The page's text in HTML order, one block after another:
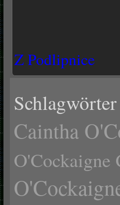
Z Podlipnice
Schlagwörter
Caintha
O'Cockaigne